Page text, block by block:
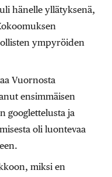
hänelle yllätyksenä,
ympyröiden
Vuornosta
ensimmäisen
googlettelusta ja
oli luontevaa
miksi en